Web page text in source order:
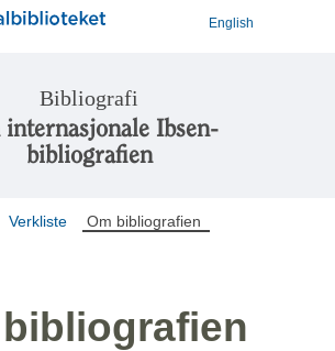
English
Bibliografi
internasjonale Ibsen-
bibliografien
Verkliste Om bibliografien